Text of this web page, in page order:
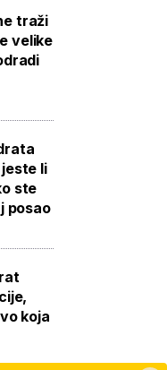
traži
velike
li
ste
posao
koja